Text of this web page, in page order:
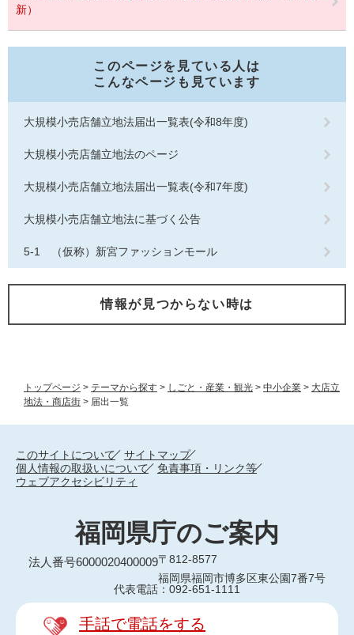
トップページ > テーマから探す > しごと・産業・観光 > 中小企業 > 大店立
地法・商店街 > 届出一覧
新）
このページを見ている人は
こんなページも見ています
大規模小売店舗立地法届出一覧表(令和8年度)
大規模小売店舗立地法のページ
大規模小売店舗立地法届出一覧表(令和7年度)
大規模小売店舗立地法に基づく公告
5-1 （仮称）新宮ファッションモール
情報が見つからない時は
このサイトについて
サイトマップ
個人情報の取扱いについて
免責事項・リンク等
ウェブアクセシビリティ
福岡県庁のご案内
法人番号6000020400009〒812-8577
福岡県福岡市博多区東公園7番7号
代表電話：092-651-1111
手話で電話をする